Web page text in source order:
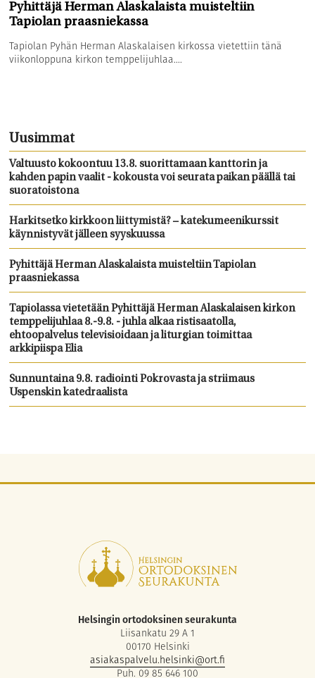
Pyhittäjä Herman Alaskalaista muisteltiin
Tapiolan praasniekassa
Tapiolan Pyhän Herman Alaskalaisen kirkossa vietettiin tänä
viikonloppuna kirkon temppelijuhlaa....
Uusimmat
Valtuusto kokoontuu 13.8. suorittamaan kanttorin ja
kahden papin vaalit - kokousta voi seurata paikan päällä tai
suoratoistona
Harkitsetko kirkkoon liittymistä? – katekumeenikurssit
käynnistyvät jälleen syyskuussa
Pyhittäjä Herman Alaskalaista muisteltiin Tapiolan
praasniekassa
Tapiolassa vietetään Pyhittäjä Herman Alaskalaisen kirkon
temppelijuhlaa 8.-9.8. - juhla alkaa ristisaatolla,
ehtoopalvelus televisioidaan ja liturgian toimittaa
arkkipiispa Elia
Sunnuntaina 9.8. radiointi Pokrovasta ja striimaus
Uspenskin katedraalista
Helsingin ortodoksinen seurakunta
Liisankatu 29 A 1
00170 Helsinki
asiakaspalvelu.helsinki@ort.fi
Puh. 09 85 646 100